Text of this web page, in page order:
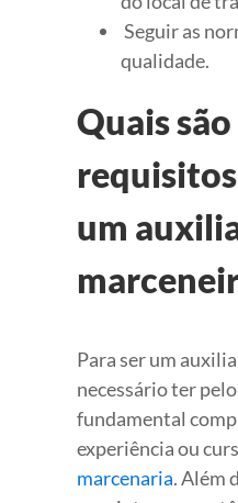
Seguir as
qualidade.
Quais são
um
Para ser um
necessário ter
fundamental
experiência ou
marcenaria. Além